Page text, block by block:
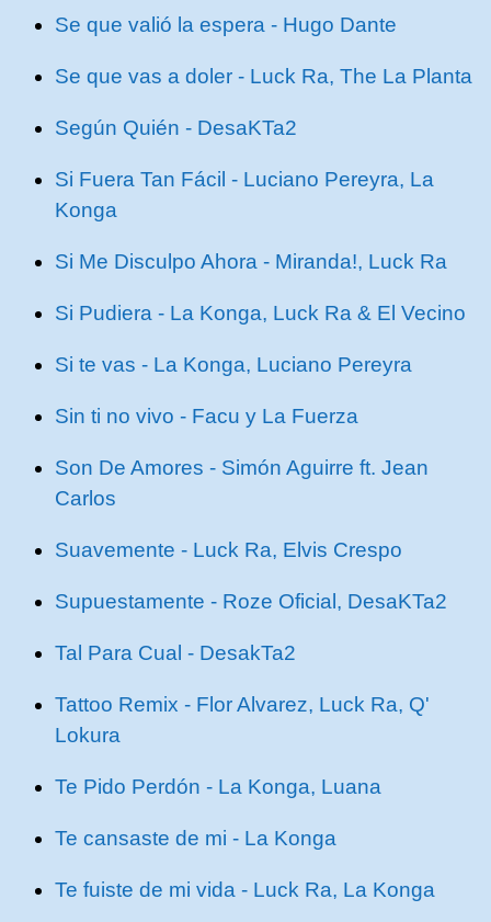
Se que valió la espera - Hugo Dante
Se que vas a doler - Luck Ra, The La Planta
Según Quién - DesaKTa2
Si Fuera Tan Fácil - Luciano Pereyra, La
Konga
Si Me Disculpo Ahora - Miranda!, Luck Ra
Si Pudiera - La Konga, Luck Ra & El Vecino
Si te vas - La Konga, Luciano Pereyra
Sin ti no vivo - Facu y La Fuerza
Son De Amores - Simón Aguirre ft. Jean
Carlos
Suavemente - Luck Ra, Elvis Crespo
Supuestamente - Roze Oficial, DesaKTa2
Tal Para Cual - DesakTa2
Tattoo Remix - Flor Alvarez, Luck Ra, Q'
Lokura
Te Pido Perdón - La Konga, Luana
Te cansaste de mi - La Konga
Te fuiste de mi vida - Luck Ra, La Konga